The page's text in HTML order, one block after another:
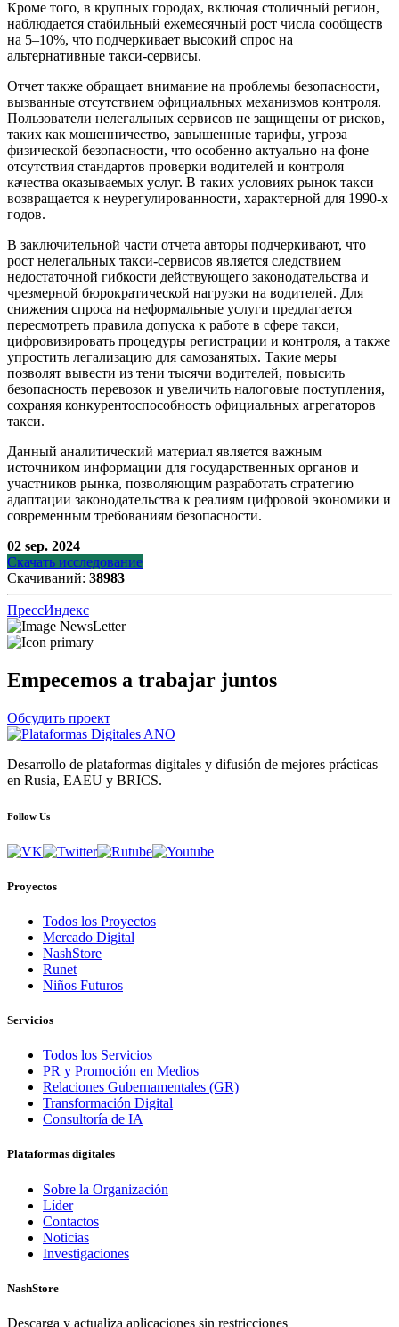
Кроме того, в крупных городах, включая столичный регион,
наблюдается стабильный ежемесячный рост числа сообществ
на 5–10%, что подчеркивает высокий спрос на
альтернативные такси-сервисы.
Отчет также обращает внимание на проблемы безопасности,
вызванные отсутствием официальных механизмов контроля.
Пользователи нелегальных сервисов не защищены от рисков,
таких как мошенничество, завышенные тарифы, угроза
физической безопасности, что особенно актуально на фоне
отсутствия стандартов проверки водителей и контроля
качества оказываемых услуг. В таких условиях рынок такси
возвращается к неурегулированности, характерной для 1990-х
годов.
В заключительной части отчета авторы подчеркивают, что
рост нелегальных такси-сервисов является следствием
недостаточной гибкости действующего законодательства и
чрезмерной бюрократической нагрузки на водителей. Для
снижения спроса на неформальные услуги предлагается
пересмотреть правила допуска к работе в сфере такси,
цифровизировать процедуры регистрации и контроля, а также
упростить легализацию для самозанятых. Такие меры
позволят вывести из тени тысячи водителей, повысить
безопасность перевозок и увеличить налоговые поступления,
сохраняя конкурентоспособность официальных агрегаторов
такси.
Данный аналитический материал является важным
источником информации для государственных органов и
участников рынка, позволяющим разработать стратегию
адаптации законодательства к реалиям цифровой экономики и
современным требованиям безопасности.
02 sep. 2024
Скачать исследование
Скачиваний: 38983
ПрессИндекс
Empecemos a trabajar juntos
Обсудить проект
Desarrollo de plataformas digitales y difusión de mejores prácticas
en Rusia, EAEU y BRICS.
Follow Us
Proyectos
Todos los Proyectos
Mercado Digital
NashStore
Runet
Niños Futuros
Servicios
Todos los Servicios
PR y Promoción en Medios
Relaciones Gubernamentales (GR)
Transformación Digital
Consultoría de IA
Plataformas digitales
Sobre la Organización
Líder
Contactos
Noticias
Investigaciones
NashStore
Descarga y actualiza aplicaciones sin restricciones